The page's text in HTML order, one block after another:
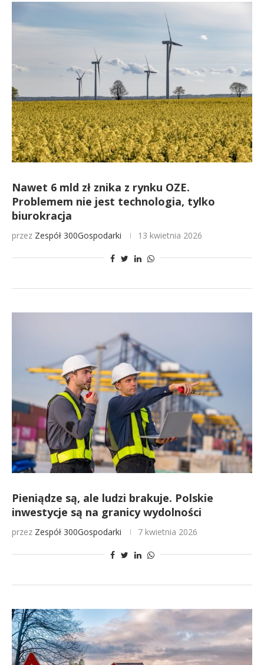
Nawet 6 mld zł znika z rynku OZE.
Problemem nie jest technologia, tylko
biurokracja
przez Zespół 300Gospodarki 13 kwietnia 2026
Pieniądze są, ale ludzi brakuje. Polskie
inwestycje są na granicy wydolności
przez Zespół 300Gospodarki 7 kwietnia 2026